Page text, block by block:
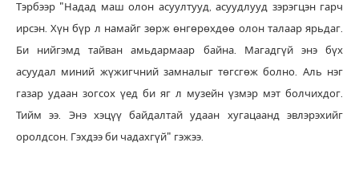
Тэрбээр "Надад маш олон асуултууд, асуудлууд зэрэгцэн гарч
ирсэн. Хүн бүр л намайг зөрж өнгөрөхдөө олон талаар ярьдаг.
Би нийгэмд тайван амьдармаар байна. Магадгүй энэ бүх
асуудал миний жүжигчний замналыг төгсгөж болно. Аль нэг
газар удаан зогсох үед би яг л музейн үзмэр мэт болчихдог.
Тийм ээ. Энэ хэцүү байдалтай удаан хугацаанд эвлэрэхийг
оролдсон. Гэхдээ би чадахгүй" гэжээ.